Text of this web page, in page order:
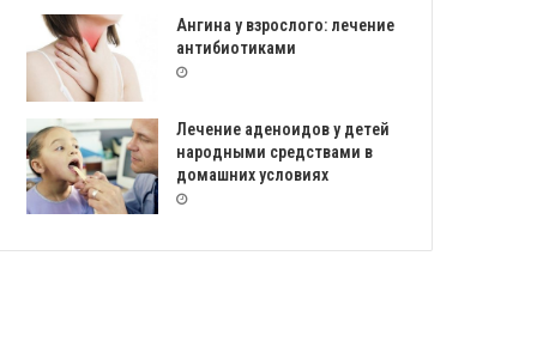
Ангина у взрослого: лечение
антибиотиками
Лечение аденоидов у детей
народными средствами в
домашних условиях